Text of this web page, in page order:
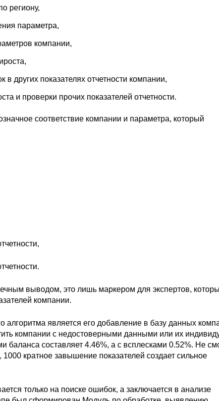
региону,
параметра,
компании,
других показателях отчетности компании,
и проверки прочих показателей отчетности.
соответствие компании и параметра, который
выводом, это лишь маркером для экспертов,
компании.
является его добавление в базу данных
компании с недостоверными данными или их
баланса составляет 4.46%, а с всплесками 0.52%. Не
кратное завышение показателей создает сильное
только на поиске ошибок, а заключается в анализе